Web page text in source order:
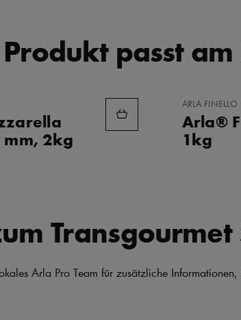
passt
2kg
ZU
HINZUFÜGEN
ARLA FINELLO
Arla®
1kg
Transgourmet
Arla Pro Team für zusätzliche